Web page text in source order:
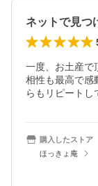
ネットで見つ
一度、お土産で
相性も最高で感
らもリピートし
購入したストア
ほっきょ庵